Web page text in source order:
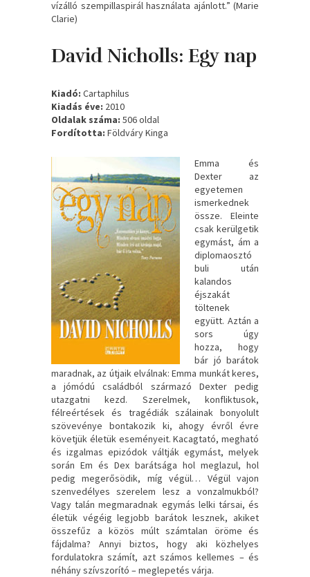
vízálló szempillaspirál használata ajánlott.” (Marie
Clarie)
David Nicholls: Egy ​nap
Kiadó: Cartaphilus
Kiadás éve: 2010
Oldalak száma: 506 oldal
Fordította: Földváry Kinga
Emma ​és
Dexter az
egyetemen
ismerkednek
össze. Eleinte
csak kerülgetik
egymást, ám a
diplomaosztó
buli után
kalandos
éjszakát
töltenek
együtt. Aztán a
sors úgy
hozza, hogy
bár jó barátok
maradnak, az útjaik elválnak: Emma munkát keres,
a jómódú családból származó Dexter pedig
utazgatni kezd. Szerelmek, konfliktusok,
félreértések és tragédiák szálainak bonyolult
szövevénye bontakozik ki, ahogy évről évre
követjük életük eseményeit. Kacagtató, megható
és izgalmas epizódok váltják egymást, melyek
során Em és Dex barátsága hol meglazul, hol
pedig megerősödik, míg végül… Végül vajon
szenvedélyes szerelem lesz a vonzalmukból?
Vagy talán megmaradnak egymás lelki társai, és
életük végéig legjobb barátok lesznek, akiket
összefűz a közös múlt számtalan öröme és
fájdalma? Annyi biztos, hogy aki közhelyes
fordulatokra számít, azt számos kellemes – és
néhány szívszorító – meglepetés várja.